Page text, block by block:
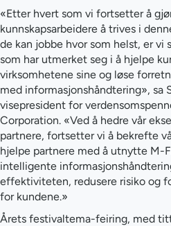
«Etter hvert som vi fortsetter å
kunnskapsarbeidere å trives i
de kan jobbe hvor som helst, er vi
som har utmerket seg i å hjelpe
virksomhetene sine og løse
med informasjonshåndtering», sa
visepresident for
Corporation. «Ved å hedre vår
partnere, fortsetter vi å bekrefte
hjelpe partnere med å utnytte M-
intelligente
effektiviteten, redusere risiko og
for kundene.»
Årets festivaltema-feiring, med